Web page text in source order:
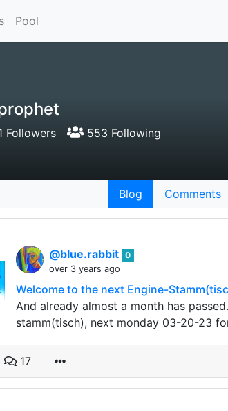
Pool
Followers 553 Following
Blog Comments
@blue.rabbit 0
over 3 years ago
Welcome to the next Engine-
And already almost a month has
stamm(tisch), next monday 03-20-23
17